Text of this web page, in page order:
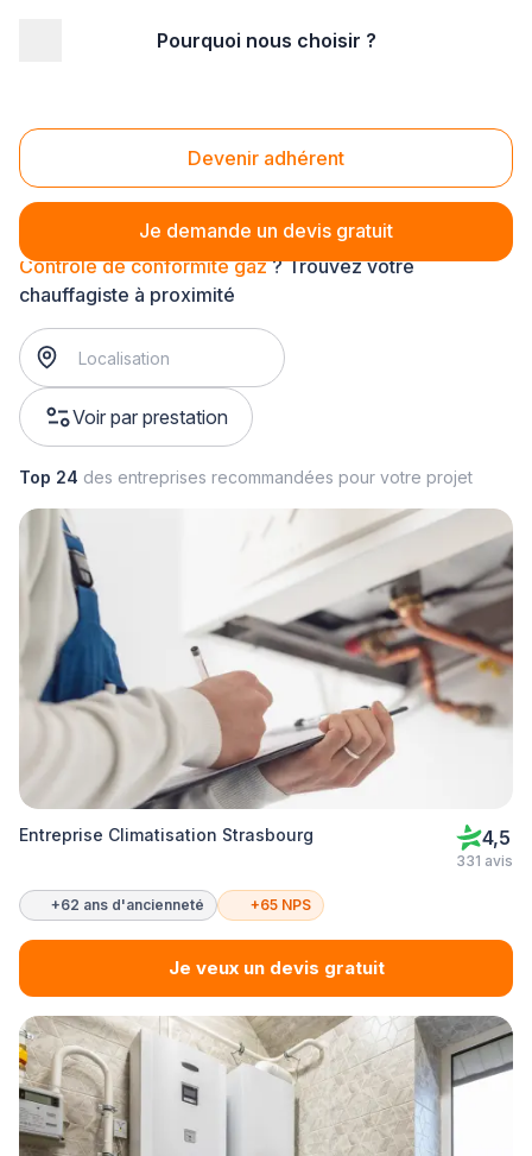
Pourquoi nous choisir ?
Devenir adhérent
Je demande un devis gratuit
Contrôle de conformité gaz
Contrôle de conformité gaz? Trouvez votre
chauffagiste à proximité
Voir par prestation
Top 24 des entreprises recommandées pour votre projet
Entreprise Climatisation Strasbourg 4,5
331 avis
+62 ans d'ancienneté +65 NPS
Je veux un devis gratuit